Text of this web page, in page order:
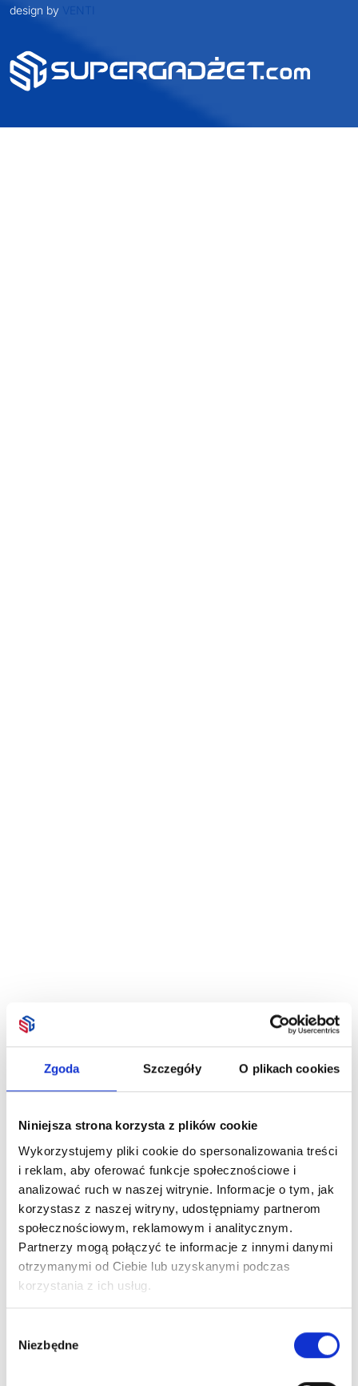
Zgoda Szczegóły O plikach cookies
Niniejsza strona korzysta z plików cookie
Wykorzystujemy pliki cookie do spersonalizowania treści
i reklam, aby oferować funkcje społecznościowe i
analizować ruch w naszej witrynie. Informacje o tym, jak
korzystasz z naszej witryny, udostępniamy partnerom
społecznościowym, reklamowym i analitycznym.
Partnerzy mogą połączyć te informacje z innymi danymi
otrzymanymi od Ciebie lub uzyskanymi podczas
korzystania z ich usług.
zgody
Niezbędne
2025 SUPERGADŻET.com © Wszelkie prawa zastrzeżone /
design byVENTI